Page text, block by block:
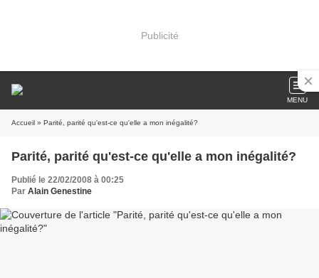
Publicité
MENU
Accueil » Parité, parité qu'est-ce qu'elle a mon inégalité?
Parité, parité qu'est-ce qu'elle a mon inégalité?
Publié le 22/02/2008 à 00:25
Par Alain Genestine